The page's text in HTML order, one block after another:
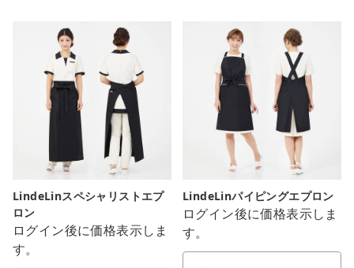
LindeLinスペシャリストエプ
ロン
ログイン後に価格表示しま
す。
色：カラ-
LindeLinパイピングエプロン
ログイン後に価格表示しま
す。
色：カラ-